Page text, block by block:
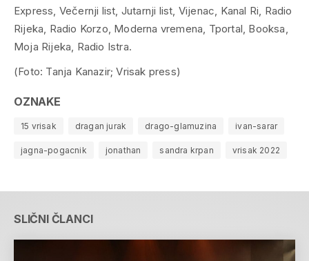
Express, Večernji list, Jutarnji list, Vijenac, Kanal Ri, Radio
Rijeka, Radio Korzo, Moderna vremena, Tportal, Booksa,
Moja Rijeka, Radio Istra.
(Foto: Tanja Kanazir; Vrisak press)
OZNAKE
15 vrisak dragan jurak drago-glamuzina ivan-sarar
jagna-pogacnik jonathan sandra krpan vrisak 2022
SLIČNI ČLANCI